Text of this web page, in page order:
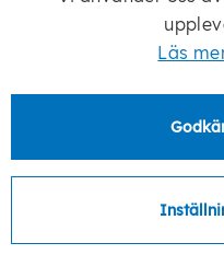
Under 2021 och
Läs